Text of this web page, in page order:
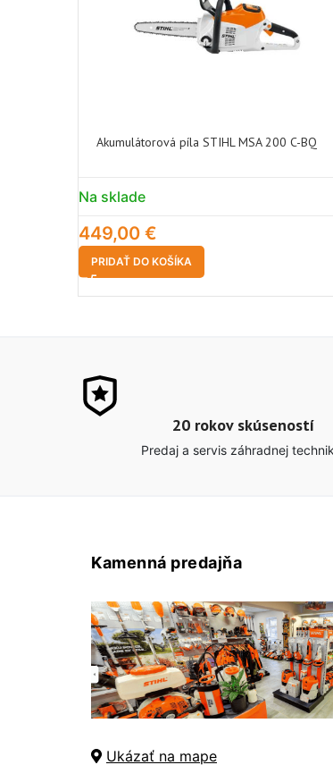
Akumulátorová píla STIHL MSA 200 C-BQ
Na sklade
449,00 €
PRIDAŤ DO KOŠÍKA
20 rokov skúseností
Predaj a servis záhradnej
Kamenná predajňa
Ukázať na mape